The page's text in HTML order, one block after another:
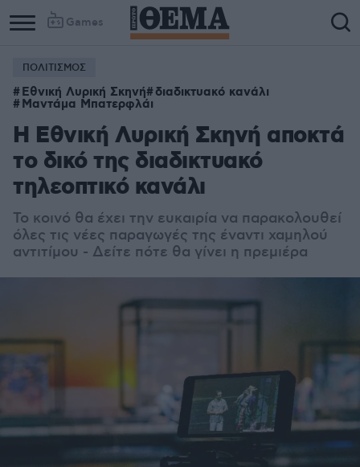
Games
ΠΟΛΙΤΙΣΜΟΣ
Εθνική Λυρική Σκηνή διαδικτυακό κανάλι
Μαντάμα Μπατερφλάι
Η Εθνική Λυρική Σκηνή αποκτά
το δικό της διαδικτυακό
τηλεοπτικό κανάλι
Το κοινό θα έχει την ευκαιρία να παρακολουθεί
όλες τις νέες παραγωγές της έναντι χαμηλού
αντιτίμου - Δείτε πότε θα γίνει η πρεμιέρα